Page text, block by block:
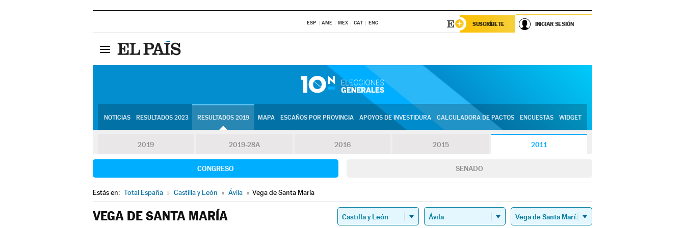
ESP AME MEX CAT ENG SUSCRÍBETE INICIAR SESIÓN
NOTICIAS RESULTADOS 2023 RESULTADOS 2019 MAPA ESCAÑOS POR PROVINCIA APOYOS DE INVESTIDURA CALCULADORA DE PACTOS ENCUESTAS WIDGET
2019 2019-28A 2016 2015 2011
CONGRESO SENADO
Estás en: Total España » Castilla y León » Ávila » Vega de Santa María
VEGA DE SANTA MARÍA